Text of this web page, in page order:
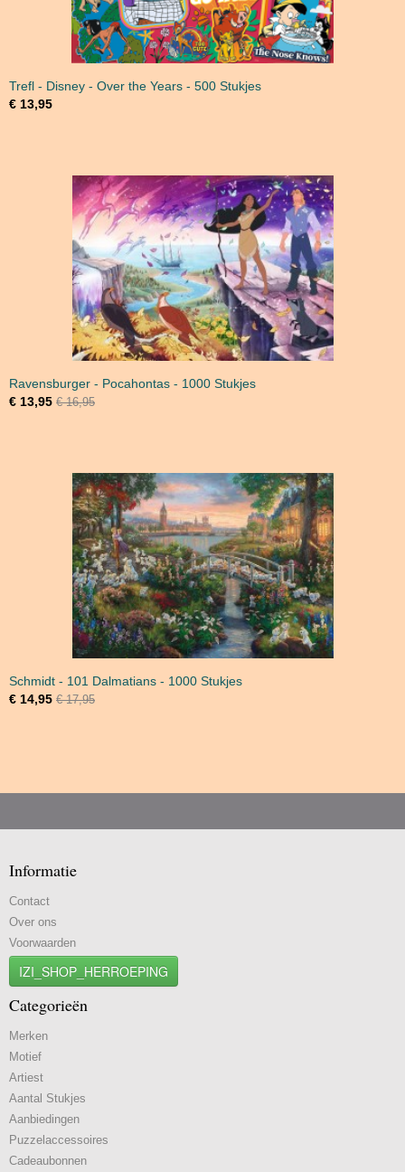
Trefl - Disney - Over the Years - 500 Stukjes
€ 13,95
Ravensburger - Pocahontas - 1000 Stukjes
€ 13,95 € 16,95
Schmidt - 101 Dalmatians - 1000 Stukjes
€ 14,95 € 17,95
Informatie
Contact
Over ons
Voorwaarden
IZI_SHOP_HERROEPING
Categorieën
Merken
Motief
Artiest
Aantal Stukjes
Aanbiedingen
Puzzelaccessoires
Cadeaubonnen